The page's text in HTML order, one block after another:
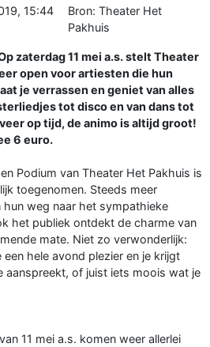
15:44
Bron: Theater Het
Pakhuis
zaterdag 11 mei a.s. stelt Theater
open voor artiesten die hun
je verrassen en geniet van alles
tot disco en van dans tot
op tijd, de animo is altijd groot!
6 euro.
Podium van Theater Het Pakhuis is
toegenomen. Steeds meer
weg naar het sympathieke
het publiek ontdekt de charme van
mate. Niet zo verwonderlijk:
hele avond plezier en je krijgt
aanspreekt, of juist iets moois wat je
11 mei a.s. komen weer allerlei